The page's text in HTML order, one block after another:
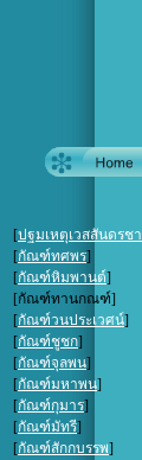
[ปฐมเหตุเวสสันดรช
[กัณฑ์ทศพร]
[กัณฑ์หิมพานต์]
[กัณฑ์ทานกณฑ์]
[กัณฑ์วนประเวศน์]
[กัณฑ์ชูชก]
[กัณฑ์จุลพน]
[กัณฑ์มหาพน]
[กัณฑ์กุมาร]
[กัณฑ์มัทรี]
[กัณฑ์สักกบรรพ]